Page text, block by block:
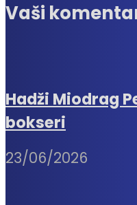
Vaši
Hadži Miodrag
bokseri
23/06/2026